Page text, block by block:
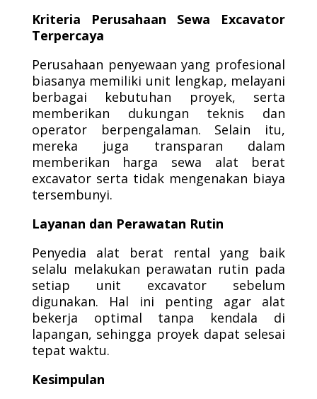
Kriteria Perusahaan Sewa Excavator
Terpercaya
Perusahaan penyewaan yang profesional
biasanya memiliki unit lengkap, melayani
berbagai kebutuhan proyek, serta
memberikan dukungan teknis dan
operator berpengalaman. Selain itu,
mereka juga transparan dalam
memberikan harga sewa alat berat
excavator serta tidak mengenakan biaya
tersembunyi.
Layanan dan Perawatan Rutin
Penyedia alat berat rental yang baik
selalu melakukan perawatan rutin pada
setiap unit excavator sebelum
digunakan. Hal ini penting agar alat
bekerja optimal tanpa kendala di
lapangan, sehingga proyek dapat selesai
tepat waktu.
Kesimpulan